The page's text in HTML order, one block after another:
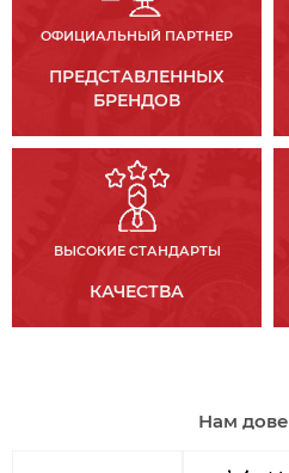
ОФИЦИАЛЬНЫЙ ПАРТНЕР
ПРЕДСТАВЛЕННЫХ
БРЕНДОВ
ВЫСОКИЕ СТАНДАРТЫ
КАЧЕСТВА
Нам